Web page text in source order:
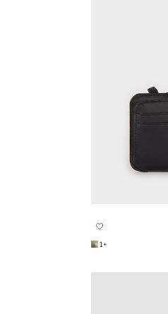
+1